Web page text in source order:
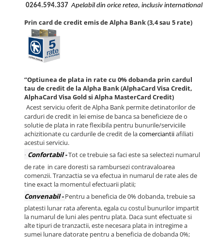
0264.594.337 Apelabil din orice retea, inclusiv international
Prin card de credit emis de Alpha Bank (3,4 sau 5 rate)
“Optiunea de plata in rate cu 0% dobanda prin cardul
tau de credit de la Alpha Bank (AlphaCard Visa Credit,
AlphaCard Visa Gold si Alpha MasterCard Credit)
Acest serviciu oferit de Alpha Bank permite detinatorilor de
carduri de credit in lei emise de banca sa beneficieze de o
solutie de plata in rate flexibila pentru bunurile/serviciile
achizitionate cu cardurile de credit de lacomerciantiiafiliati
acestui serviciu.
· Confortabil -Tot ce trebuie sa faci este sa selectezi numarul
de rate in care doresti sa rambursezi contravaloarea
comenzii. Tranzactia se va efectua in numarul de rate ales de
tine exact la momentul efectuarii platii;
Convenabil -Pentru a beneficia de 0% dobanda, trebuie sa
platesti lunar rata aferenta, egala cu costul bunurilor impartit
la numarul de luni ales pentru plata. Daca sunt efectuate si
alte tipuri de tranzactii, este necesara plata in intregime a
sumei lunare datorate pentru a beneficia de dobanda 0%;